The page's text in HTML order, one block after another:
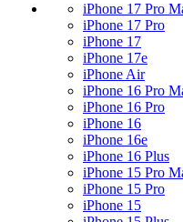
iPhone 17 Pro
iPhone 17 Pro
iPhone 17
iPhone 17e
iPhone Air
iPhone 16 Pro
iPhone 16 Pro
iPhone 16
iPhone 16e
iPhone 16 Plus
iPhone 15 Pro
iPhone 15 Pro
iPhone 15